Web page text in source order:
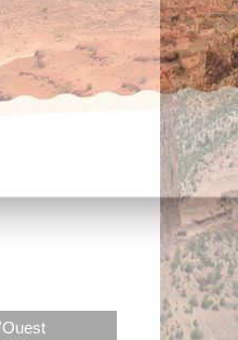
à LA : au-